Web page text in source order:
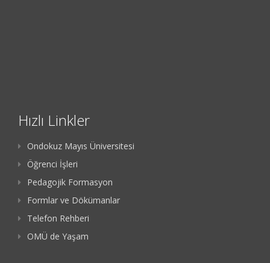
Hızlı Linkler
Ondokuz Mayıs Üniversitesi
Öğrenci İşleri
Pedagojik Formasyon
Formlar ve Dökümanlar
Telefon Rehberi
OMÜ de Yaşam